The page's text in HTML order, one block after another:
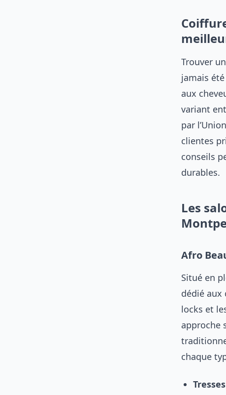
Trouver
jamais
aux
variant
par
clientes
conseils
durables.
Les
Afro
Situé en
dédié aux
locks et
approche
chaque